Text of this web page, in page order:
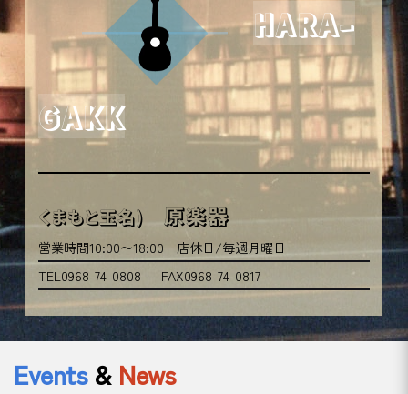
HARA-
GAKK
くまもと玉名) 原楽器
営業時間10:00〜18:00 店休日/毎週月曜日
TEL0968-74-0808
FAX0968-74-0817
Events& News